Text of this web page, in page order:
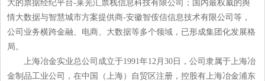
大的票据经纪平台-莱芜汇票栈信息科技有限公司；国内最权威的舆
情大数据与智慧城市方案提供商-安徽智侒信信息技术有限公司等，
公司业务横跨金融、电商、大数据等多个领域，已形成集团化发展格
局。
上海冶金实业总公司成立于1991年12月30日，公司隶属于上海冶
金制品工业公司，在中国（上海）自贸区注册，控股有上海冶金浦东